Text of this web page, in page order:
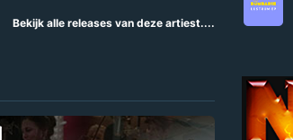
Bekijk alle releases van deze artiest....